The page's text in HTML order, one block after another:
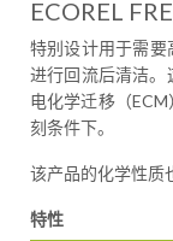
ECOREL
特别设计用于需要
进行回流后清洁。
电化学迁移（
刻条件下。
该产品的化学性质
特性